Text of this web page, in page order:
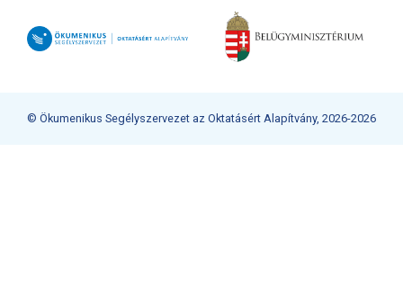
© Ökumenikus Segélyszervezet az Oktatásért Alapítvány, 2026-2026